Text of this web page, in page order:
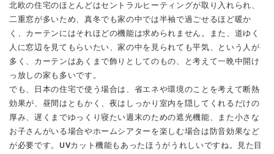
北欧の住宅のほとんどはセントラルヒーティングが取り入れられ、
二重窓が多いため、真冬でも家の中では半袖で過ごせるほど暖か
く、カーテンにはそれほどの機能は求められません。また、道ゆく
人に窓辺を見てもらいたい、家の中を見られても平気、という人が
多く、カーテンはあくまで飾りとしてのもの、と考えて一晩中開け
っ放しの家も多いです。
でも、日本の住宅で使う場合は、省エネや環境のことを考えて断熱
効果が、昼間はともかく、夜はしっかり室内を隠してくれるだけの
厚み、遅くまでゆっくり寝たい週末のための遮光機能、また小さな
お子さんがいる場合やホームシアターを楽しむ場合は防音効果など
が必要です。UVカット機能もあったほうがうれしいですね。見た目